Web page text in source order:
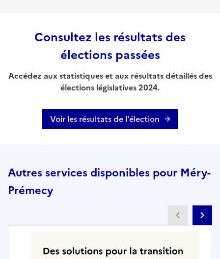
Consultez les résultats des
élections passées
Accédez aux statistiques et aux résultats détaillés des
élections législatives 2024.
Voir les résultats de l'élection
Autres services disponibles pour Méry-
Prémecy